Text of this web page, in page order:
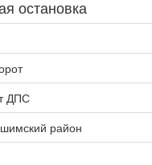
остановка
ДПС
район